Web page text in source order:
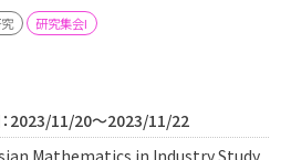
研究集会I
2023/11/20～2023/11/22
Mathematics in Industry Study